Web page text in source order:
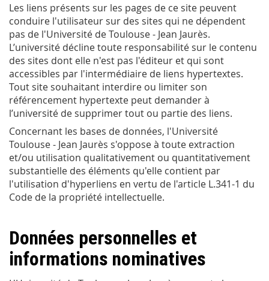
Les liens présents sur les pages de ce site peuvent
conduire l'utilisateur sur des sites qui ne dépendent
pas de l'Université de Toulouse - Jean Jaurès.
L’université décline toute responsabilité sur le contenu
des sites dont elle n'est pas l'éditeur et qui sont
accessibles par l'intermédiaire de liens hypertextes.
Tout site souhaitant interdire ou limiter son
référencement hypertexte peut demander à
l’université de supprimer tout ou partie des liens.
Concernant les bases de données, l'Université
Toulouse - Jean Jaurès s'oppose à toute extraction
et/ou utilisation qualitativement ou quantitativement
substantielle des éléments qu'elle contient par
l'utilisation d'hyperliens en vertu de l'article L.341-1 du
Code de la propriété intellectuelle.
Données personnelles et
informations nominatives